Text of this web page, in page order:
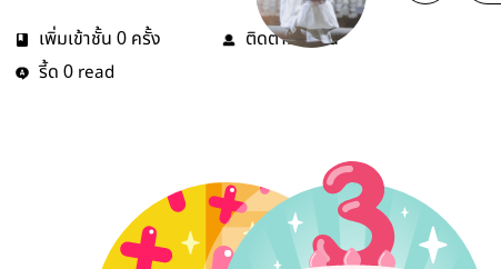
เพิ่มเข้าชั้น 0 ครั้ง ติดตาม0คน
รี้ด 0 read